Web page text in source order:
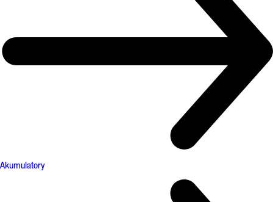
Akumulatory